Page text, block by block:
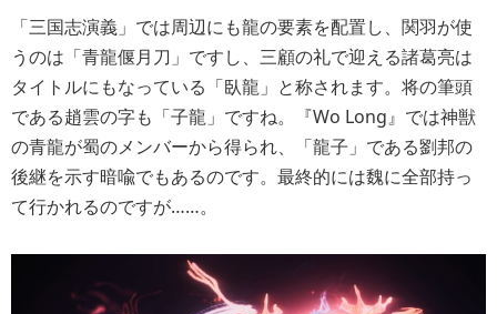
「三国志演義」では周辺にも龍の要素を配置し、関羽が使
うのは「青龍偃月刀」ですし、三顧の礼で迎える諸葛亮は
タイトルにもなっている「臥龍」と称されます。将の筆頭
である趙雲の字も「子龍」ですね。『Wo Long』では神獣
の青龍が蜀のメンバーから得られ、「龍子」である劉邦の
後継を示す暗喩でもあるのです。最終的には魏に全部持っ
て行かれるのですが……。